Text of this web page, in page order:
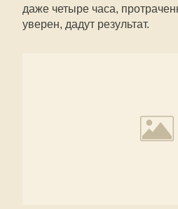
даже четыре часа,
уверен, дадут результат.